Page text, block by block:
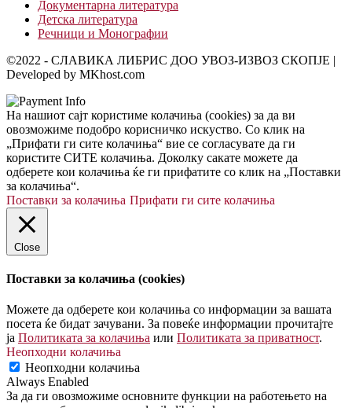
Документарна литература
Детска литература
Речници и Монографии
©2022 - СЛАВИКА ЛИБРИС ДОО УВОЗ-ИЗВОЗ СКОПЈЕ |
Developed by MKhost.com
На нашиот сајт користиме колачиња (cookies) за да ви
овозможиме подобро корисничко искуство. Со клик на
„Прифати ги сите колачиња“ вие се согласувате да ги
користите СИТЕ колачиња. Доколку сакате можете да
одберете кои колачиња ќе ги прифатите со клик на „Поставки
за колачиња“.
Поставки за колачиња Прифати ги сите колачиња
Close
Поставки за колачиња (cookies)
Можете да одберете кои колачиња со информации за вашата
посета ќе бидат зачувани. За повеќе информации прочитајте
ја Политиката за колачиња или Политиката за приватност.
Неопходни колачиња
Неопходни колачиња
Always Enabled
За да ги овозможиме основните функции на работењето на